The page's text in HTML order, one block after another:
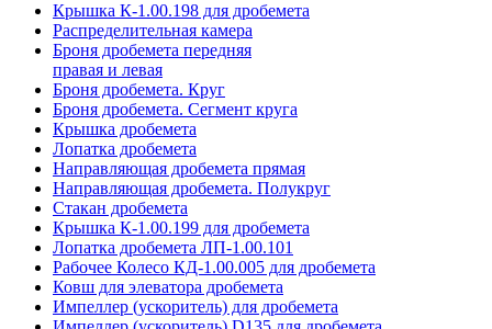
Крышка К-1.00.198 для дробемета
Распределительная камера
Броня дробемета передняя
правая и левая
Броня дробемета. Круг
Броня дробемета. Сегмент круга
Крышка дробемета
Лопатка дробемета
Направляющая дробемета прямая
Направляющая дробемета. Полукруг
Стакан дробемета
Крышка К-1.00.199 для дробемета
Лопатка дробемета ЛП-1.00.101
Рабочее Колесо КД-1.00.005 для дробемета
Ковш для элеватора дробемета
Импеллер (ускоритель) для дробемета